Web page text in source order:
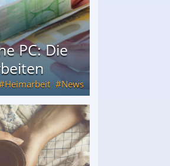
PC: Die
Heimarbeit News